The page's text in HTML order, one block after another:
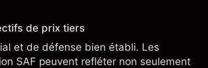
de prix tiers
et de défense bien établi. Les
SAF peuvent refléter non seulement